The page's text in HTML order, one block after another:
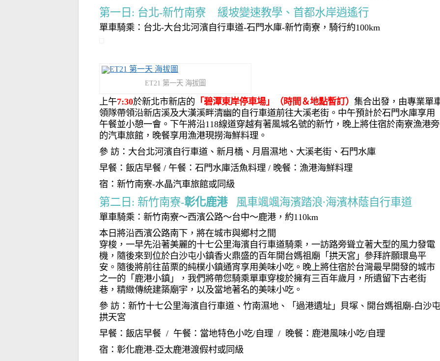
第一日: 台北-新竹南寮 緩坡變速教學、首都水岸逍遙行
單車騎乘：台北-大台北河濱自行車道-石門水庫-新竹南寮，騎行約100km
ET21 第一天 海拔圖
上午7:30於新北市新店的 「碧潭東岸停車場」（時間＆地點暫訂） 集合出發，由專業單
領隊帶領沿新店溪及大漢溪畔清幽的自行車道前往大溪老街。中午預計於石門水庫享用
午餐並小憩一會。下午將沿118線道穿越有著風城名號的新竹，晚上將住宿於南寮漁港旁
的汽車旅館，晚餐享用漁港現撈海鮮料理。
參 訪：大台北河濱自行車道、新月橋、月眉濕地、大溪老街、石門水庫
早餐：飯店早餐 / 午餐：石門水庫活魚料理 / 晚餐：漁港海鮮料理
宿：新竹南寮-水晶汽車旅館或同級
第二日: 新竹南寮-彰化鹿港風車颯颯海濱踏浪∙海濱林蔭自行車道
單車騎乘：新竹南寮～西濱公路～台中～鹿港，約110km
本日將沿西濱公路南下，將在城市與鄉村之間
穿梭，一早先沿著美麗的十七公里海濱自行車道騎乘，一訪路旁聳立著大型的風力發電
機，隨後來到位於白沙屯小鎮香火鼎盛的百年開台媽祖廟「拱天宮」參拜許願環島平
安。隨後將前往苗栗的純樸小鎮通宵享用美味小吃。晚上將住宿於台灣最早開發的城市
之一的「鹿港小鎮」，我們將帶您騎乘單車穿梭於擁有三百年歲月，所遺留下古老街
巷，精緻傳統建築廟宇，以及當地著名的美味小吃。
參 訪：新竹十七公里海濱自行車道、竹南濕地、「過港遺址」貝塚、開台媽祖廟-白沙屯
拱天宮
早餐：飯店早餐 / 午餐：當地特色小吃/自理 / 晚餐：鹿港風味小吃/自理
宿：彰化鹿港-亞太鹿港渡假村或同級